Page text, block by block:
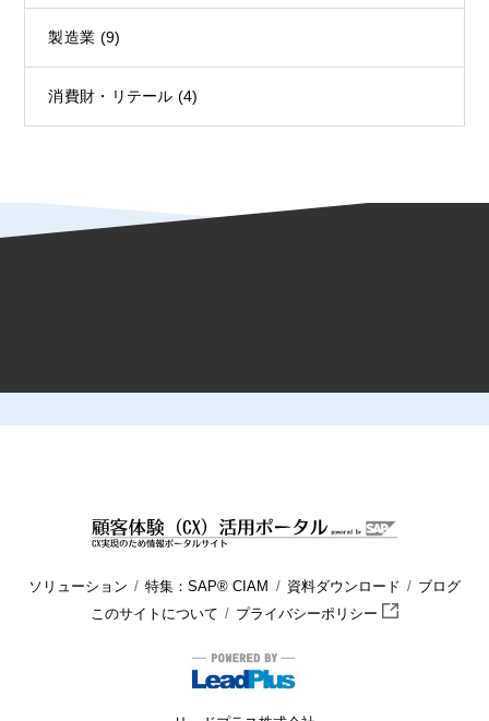
製造業 (9)
消費財・リテール (4)
ソリューション 特集：SAP® CIAM 資料ダウンロード
ブログ
このサイトについて
プライバシーポリシー